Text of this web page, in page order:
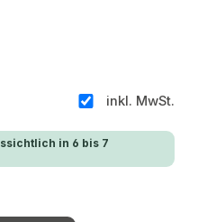
inkl. MwSt.
in 6 bis 7